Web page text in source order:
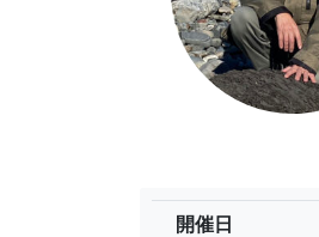
開催日